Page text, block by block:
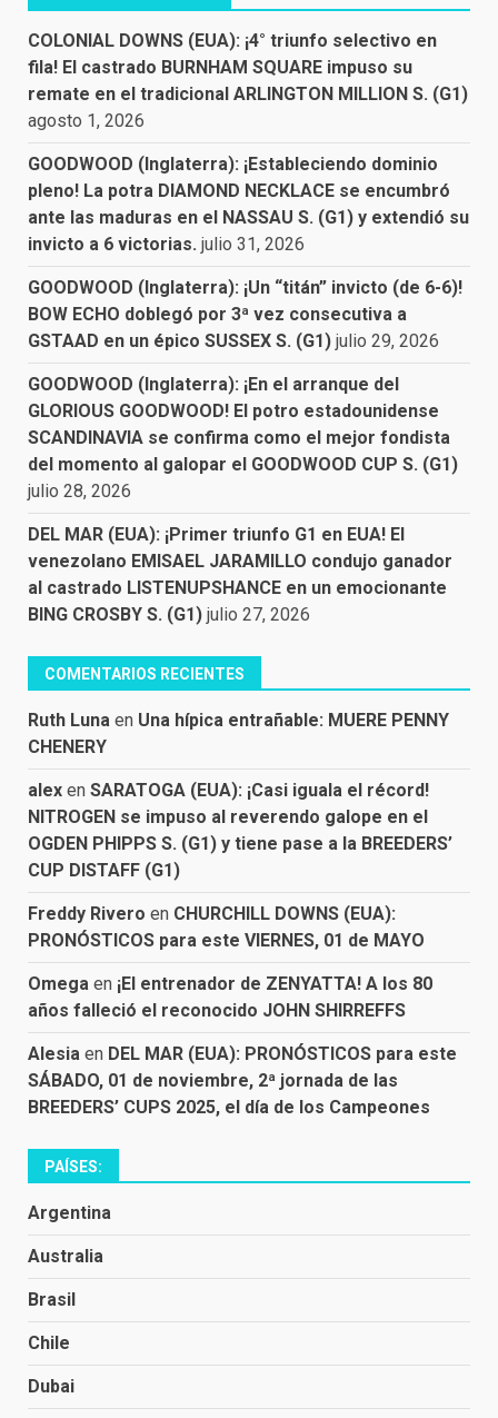
COLONIAL DOWNS (EUA): ¡4° triunfo selectivo en
fila! El castrado BURNHAM SQUARE impuso su
remate en el tradicional ARLINGTON MILLION S. (G1)
agosto 1, 2026
GOODWOOD (Inglaterra): ¡Estableciendo dominio
pleno! La potra DIAMOND NECKLACE se encumbró
ante las maduras en el NASSAU S. (G1) y extendió su
invicto a 6 victorias. julio 31, 2026
GOODWOOD (Inglaterra): ¡Un “titán” invicto (de 6-6)!
BOW ECHO doblegó por 3ª vez consecutiva a
GSTAAD en un épico SUSSEX S. (G1) julio 29, 2026
GOODWOOD (Inglaterra): ¡En el arranque del
GLORIOUS GOODWOOD! El potro estadounidense
SCANDINAVIA se confirma como el mejor fondista
del momento al galopar el GOODWOOD CUP S. (G1)
julio 28, 2026
DEL MAR (EUA): ¡Primer triunfo G1 en EUA! El
venezolano EMISAEL JARAMILLO condujo ganador
al castrado LISTENUPSHANCE en un emocionante
BING CROSBY S. (G1) julio 27, 2026
COMENTARIOS RECIENTES
Ruth Luna en Una hípica entrañable: MUERE PENNY
CHENERY
alex en SARATOGA (EUA): ¡Casi iguala el récord!
NITROGEN se impuso al reverendo galope en el
OGDEN PHIPPS S. (G1) y tiene pase a la BREEDERS’
CUP DISTAFF (G1)
Freddy Rivero en CHURCHILL DOWNS (EUA):
PRONÓSTICOS para este VIERNES, 01 de MAYO
Omega en ¡El entrenador de ZENYATTA! A los 80
años falleció el reconocido JOHN SHIRREFFS
Alesia en DEL MAR (EUA): PRONÓSTICOS para este
SÁBADO, 01 de noviembre, 2ª jornada de las
BREEDERS’ CUPS 2025, el día de los Campeones
PAÍSES:
Argentina
Australia
Brasil
Chile
Dubai